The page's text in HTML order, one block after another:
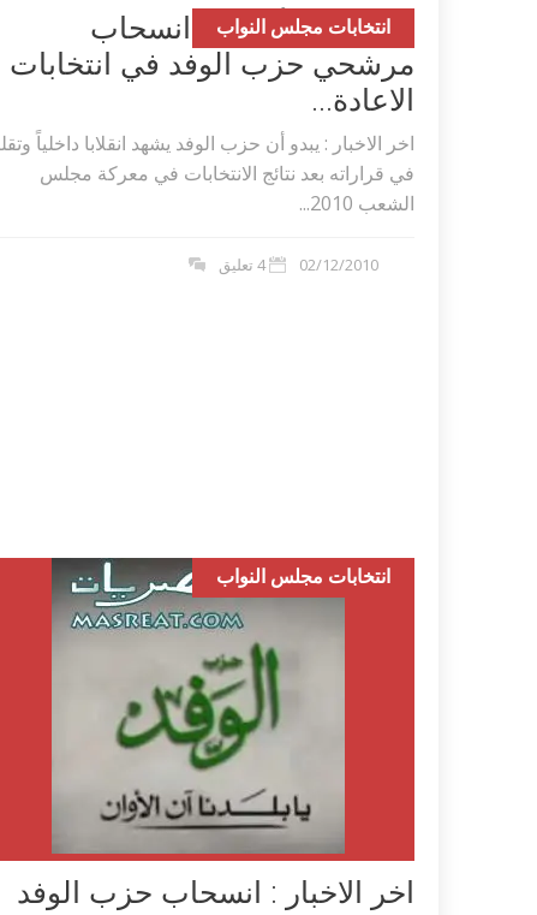
انتخابات مجلس النواب
استطلاع رأي قبل انسحاب
مرشحي حزب الوفد في انتخابات
الاعادة...
اخر الاخبار : يبدو أن حزب الوفد يشهد انقلابا داخلياً
في قراراته بعد نتائج الانتخابات في معركة مجلس
الشعب 2010...
02/12/2010 4 تعليق
انتخابات مجلس النواب
اخر الاخبار : انسحاب حزب الوفد